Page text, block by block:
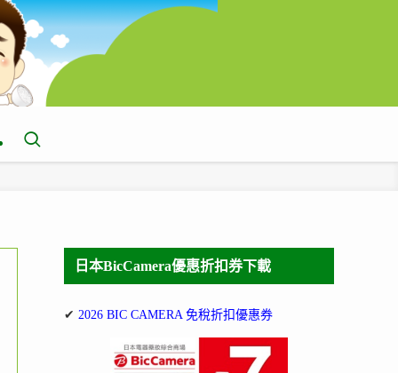
日本BicCamera優惠折扣券下載
✔ 2026 BIC CAMERA 免稅折扣優惠券